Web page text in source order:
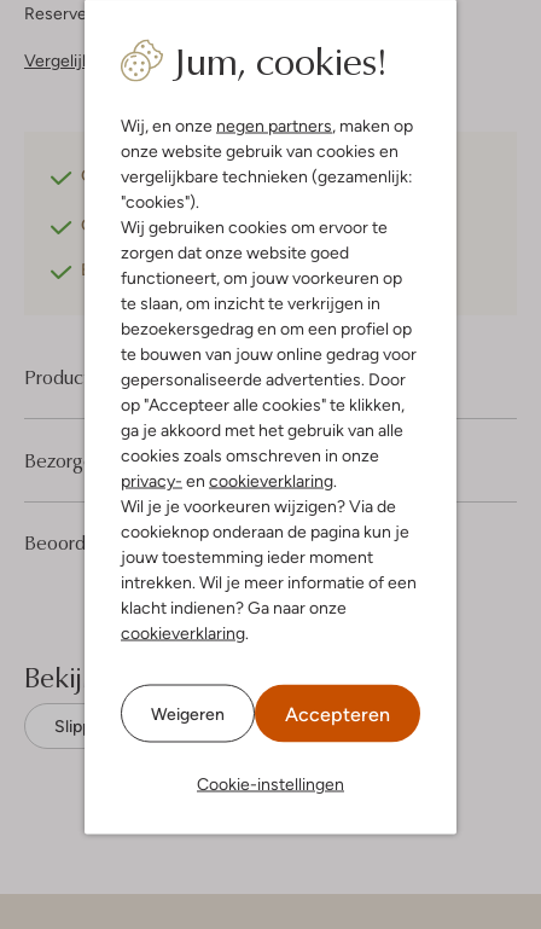
Jum, cookies!
Wij, en onze negen partners, maken op
onze website gebruik van cookies en
vergelijkbare technieken (gezamenlijk:
"cookies").
Wij gebruiken cookies om ervoor te
zorgen dat onze website goed
functioneert, om jouw voorkeuren op
te slaan, om inzicht te verkrijgen in
bezoekersgedrag en om een profiel op
te bouwen van jouw online gedrag voor
gepersonaliseerde advertenties. Door
op "Accepteer alle cookies" te klikken,
ga je akkoord met het gebruik van alle
cookies zoals omschreven in onze
privacy- en cookieverklaring.
Wil je je voorkeuren wijzigen? Via de
cookieknop onderaan de pagina kun je
jouw toestemming ieder moment
intrekken. Wil je meer informatie of een
klacht indienen? Ga naar onze
cookieverklaring.
Weigeren Accepteren
Cookie-instellingen
Reserveer direct in een van onze 37 boutiques
Vergelijkbare items
Gratis verzendingvanaf €75,-
Gratis retournerenbinnen 30 dagen*
Betaal achteraf met Klarna
Product informatie
Beoordelingen (3) 4 /5
3
4
Sterren
Bezorgen & retourneren
Bekijk meer
Slippers Maruti Ponyhair